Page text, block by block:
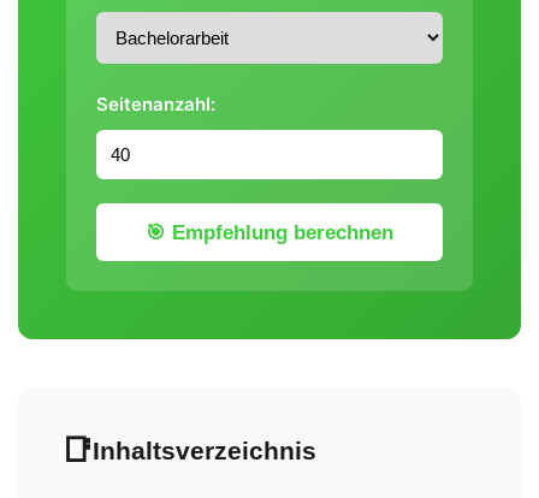
Seitenanzahl:
🎯 Empfehlung berechnen
📑Inhaltsverzeichnis